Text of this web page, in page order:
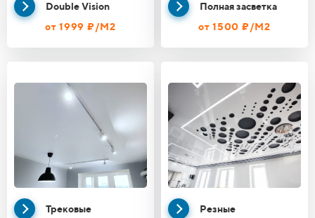
Double Vision
от 1999 ₽/М2
Полная засветка
от 1500 ₽/М2
Трековые
Резные